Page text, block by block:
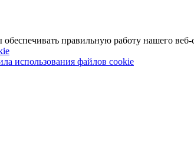
правильную работу нашего веб-
использования файлов cookie